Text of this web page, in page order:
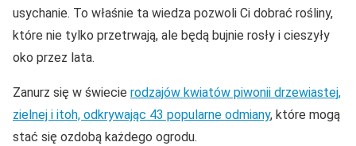
usychanie. To właśnie ta wiedza pozwoli Ci dobrać rośliny,
które nie tylko przetrwają, ale będą bujnie rosły i cieszyły
oko przez lata.
Zanurz się w świecie rodzajów kwiatów piwonii drzewiastej,
zielnej i itoh, odkrywając 43 popularne odmiany, które mogą
stać się ozdobą każdego ogrodu.